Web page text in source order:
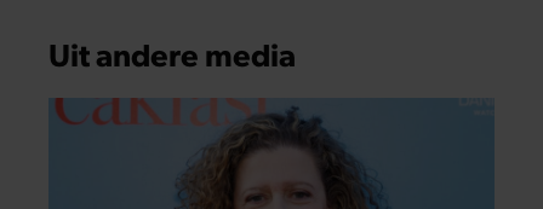
Uit andere media